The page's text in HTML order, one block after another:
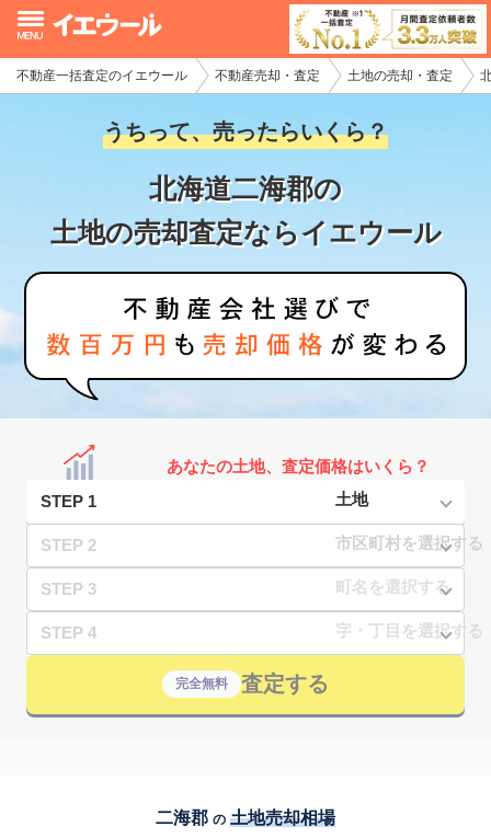
不動産一括査定のイエウール 不動産売却・査定 土地の売却・査定
うちって、売ったらいくら？
北海道二海郡の
土地の売却査定ならイエウール
あなたの土地、査定価格はいくら？
STEP 1
STEP 2
STEP 3
STEP 4
完全無料 査定する
二海郡 の 土地売却相場
イエウール加盟希望の不動産会社様
初めての方へ
不動産の売却・一括査定
家査定シミュレーター
お問い合わせ